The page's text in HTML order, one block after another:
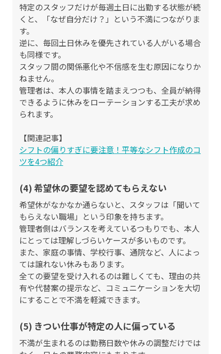
特定のスタッフだけが毎週土日に出勤する状態が続
くと、「なぜ自分だけ？」という不満につながりま
す。
逆に、毎回土日休みを優先されている人がいる場合
も同様です。
スタッフ間の関係悪化や不信感を生む原因になりか
ねません。
管理者は、本人の事情を踏まえつつも、全員が納得
できるように休みをローテーションする工夫が求め
られます。
【関連記事】
シフトの偏りすぎに要注意！平等なシフト作成のコ
ツを4つ紹介
(4) 希望休の要望を認めてもらえない
希望休がなかなか通らないと、スタッフは「聞いて
もらえない職場」という印象を持ちます。
管理者側はバランスを考えているつもりでも、本人
にとっては理解しづらいケースが多いものです。
また、家庭の事情、学校行事、通院など、人によっ
ては譲れない休みもあります。
全ての要望を受け入れるのは難しくても、理由の共
有や代替案の提示など、コミュニケーションを大切
にすることで不満を軽減できます。
(5) きつい仕事が特定の人に偏っている
不満が生まれるのは勤務日数や休みの調整だけでは